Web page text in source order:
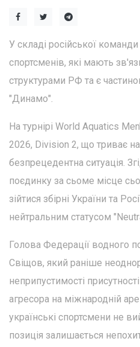
У складі російської
спортсменів, які мають
структурами РФ та є
"Динамо".
На турнірі World Aquatics
2026, Division 2, що триває
безпрецедентна ситуація.
поєдинку за сьоме місце
зійтися збірні України та
нейтральним статусом
Голова Федерації водного
Свіщов, який раніше
неприпустимості
агресора на міжнародній
українські спортсмени не
позиція залишається